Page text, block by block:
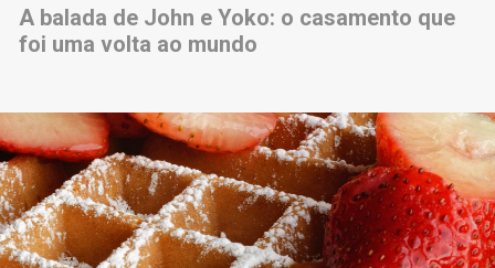
A balada de John e Yoko: o casamento que
foi uma volta ao mundo